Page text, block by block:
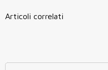
Articoli correlati